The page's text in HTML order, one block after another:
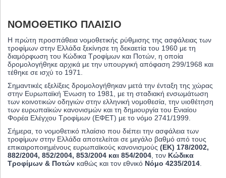
ΝΟΜΟΘΕΤΙΚΌ ΠΛΑΊΣΙΟ
Η πρώτη προσπάθεια νομοθετικής ρύθμισης της ασφάλειας των
τροφίμων στην Ελλάδα ξεκίνησε τη δεκαετία του 1960 με τη
διαμόρφωση του Κώδικα Τροφίμων και Ποτών, η οποία
δρομολογήθηκε αρχικά με την υπουργική απόφαση 299/1968 και
τέθηκε σε ισχύ το 1971.
Σημαντικές εξελίξεις δρομολογήθηκαν μετά την ένταξη της χώρας
στην Ευρωπαϊκή Ένωση το 1981, με τη σταδιακή ενσωμάτωση
των κοινοτικών οδηγιών στην ελληνική νομοθεσία, την υιοθέτηση
των ευρωπαϊκών κανονισμών και τη δημιουργία του Ενιαίου
Φορέα Ελέγχου Τροφίμων (ΕΦΕΤ) με το νόμο 2741/1999.
Σήμερα, το νομοθετικό πλαίσιο που διέπει την ασφάλεια των
τροφίμων στην Ελλάδα αποτελείται σε μεγάλο βαθμό από τους
επικαιροποιημένους ευρωπαϊκούς κανονισμούς (ΕΚ) 178/2002,
882/2004, 852/2004, 853/2004 και 854/2004 , τον Κώδικα
Τροφίμων & Ποτών καθώς και τον εθνικό Νόμο 4235/2014